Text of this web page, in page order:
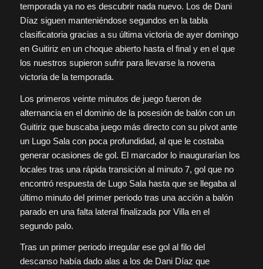
temporada ya no es descubrir nada nuevo. Los de Dani
Díaz siguen manteniéndose segundos en la tabla
clasificatoria gracias a su última victoria de ayer domingo
en Guitiriz en un choque abierto hasta el final y en el que
los nuestros supieron sufrir para llevarse la novena
victoria de la temporada.
Los primeros veinte minutos de juego fueron de
alternancia en el dominio de la posesión de balón con un
Guitiriz que buscaba juego más directo con su pívot ante
un Lugo Sala con poca profundidad, al que le costaba
generar ocasiones de gol. El marcador lo inaugurarían los
locales tras una rápida transición al minuto 7, gol que no
encontró respuesta de Lugo Sala hasta que se llegaba al
último minuto del primer periodo tras una acción a balón
parado en una falta lateral finalizada por Villa en el
segundo palo.
Tras un primer periodo irregular ese gol al filo del
descanso había dado alas a los de Dani Díaz que